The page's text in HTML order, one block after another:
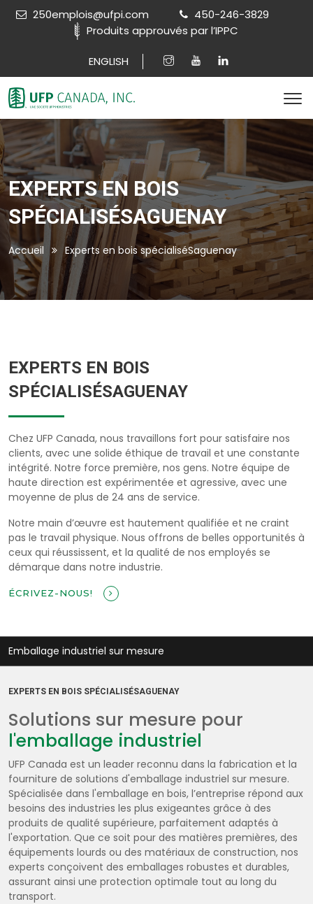
250emplois@ufpi.com
450-246-3829
Produits approuvés par l’IPPC
ENGLISH
EXPERTS EN BOIS
SPÉCIALISÉSAGUENAY
Accueil Experts en bois spécialiséSaguenay
EXPERTS EN BOIS
SPÉCIALISÉSAGUENAY
Chez UFP Canada, nous travaillons fort pour satisfaire nos
clients, avec une solide éthique de travail et une constante
intégrité. Notre force première, nos gens. Notre équipe de
haute direction est expérimentée et agressive, avec une
moyenne de plus de 24 ans de service.
Notre main d’œuvre est hautement qualifiée et ne craint
pas le travail physique. Nous offrons de belles opportunités à
ceux qui réussissent, et la qualité de nos employés se
démarque dans notre industrie.
ÉCRIVEZ-NOUS!
Emballage industriel sur mesure
EXPERTS EN BOIS SPÉCIALISÉSAGUENAY
Solutions sur mesure pour
l'emballage industriel
UFP Canada est un leader reconnu dans la fabrication et la
fourniture de solutions d'emballage industriel sur mesure.
Spécialisée dans l'emballage en bois, l’entreprise répond aux
besoins des industries les plus exigeantes grâce à des
produits de qualité supérieure, parfaitement adaptés à
l'exportation. Que ce soit pour des matières premières, des
équipements lourds ou des matériaux de construction, nos
experts conçoivent des emballages robustes et durables,
assurant ainsi une protection optimale tout au long du
transport.